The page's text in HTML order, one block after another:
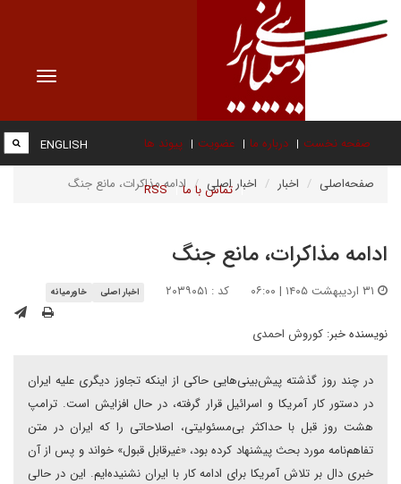
Toggle
صفحه نخست درباره ما عضویت پیوند ها
تماس با ما RSS
ENGLISH
صفحه‌اصلی اخبار اخبار اصلی ادامه مذاکرات، مانع جنگ
ادامه مذاکرات، مانع جنگ
کد : ۲۰۳۹۰۵۱ اخبار اصلی خاورمیانه
نویسنده خبر: کوروش احمدی
در چند روز گذشته پیش‌بینی‌هایی حاکی از اینکه تجاوز دیگری علیه ایران
در دستور کار آمریکا و اسرائیل قرار گرفته، در حال افزایش است. ترامپ
هشت روز قبل با حداکثر بی‌مسئولیتی، اصلاحاتی را که ایران در متن
تفاهم‌نامه مورد بحث پیشنهاد کرده بود، «غیرقابل قبول» خواند و پس از آن
خبری دال بر تلاش آمریکا برای ادامه کار با ایران نشنیده‌ایم. این در حالی